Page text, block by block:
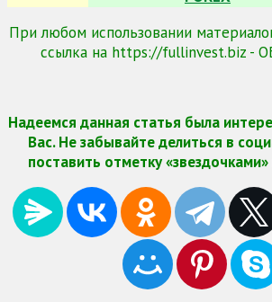
При любом использовании
ссылка на https://fullinvest.biz -
Надеемся данная статья была
Вас. Не забывайте делиться в
поставить отметку